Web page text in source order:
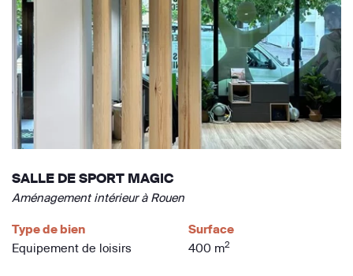
SALLE DE SPORT MAGIC
Aménagement intérieur à Rouen
Type de bien
Equipement de loisirs
Surface
400 m2